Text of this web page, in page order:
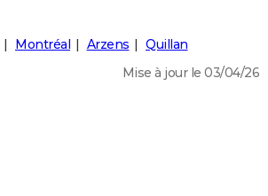
Montréal Arzens
Quillan
Mise à jour le 03/04/26